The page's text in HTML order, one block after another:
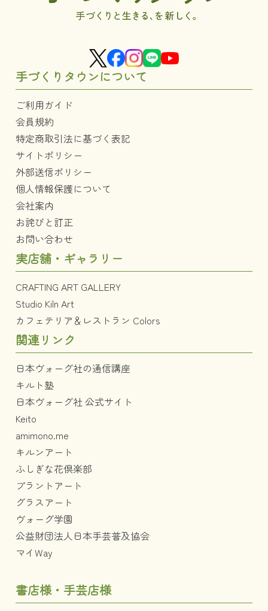
手づくりタウンについて
ご利用ガイド
会員規約
特定商取引法に基づく表記
サイトポリシー
外部送信ポリシー
個人情報保護について
会社案内
お詫びと訂正
お問い合わせ
実店舗・ギャラリー
CRAFTING ART GALLERY
Studio Kiln Art
カフェテリア＆レストラン Colors
関連リンク
日本ヴォーグ社の通信講座
キルト塾
日本ヴォーグ社 公式サイト
Keito
amimono.me
キルンアート
ふしぎな花倶楽部
プラントアート
グラスアート
ヴォーグ学園
公益財団法人日本手芸普及協会
マイWay
書店様・手芸店様